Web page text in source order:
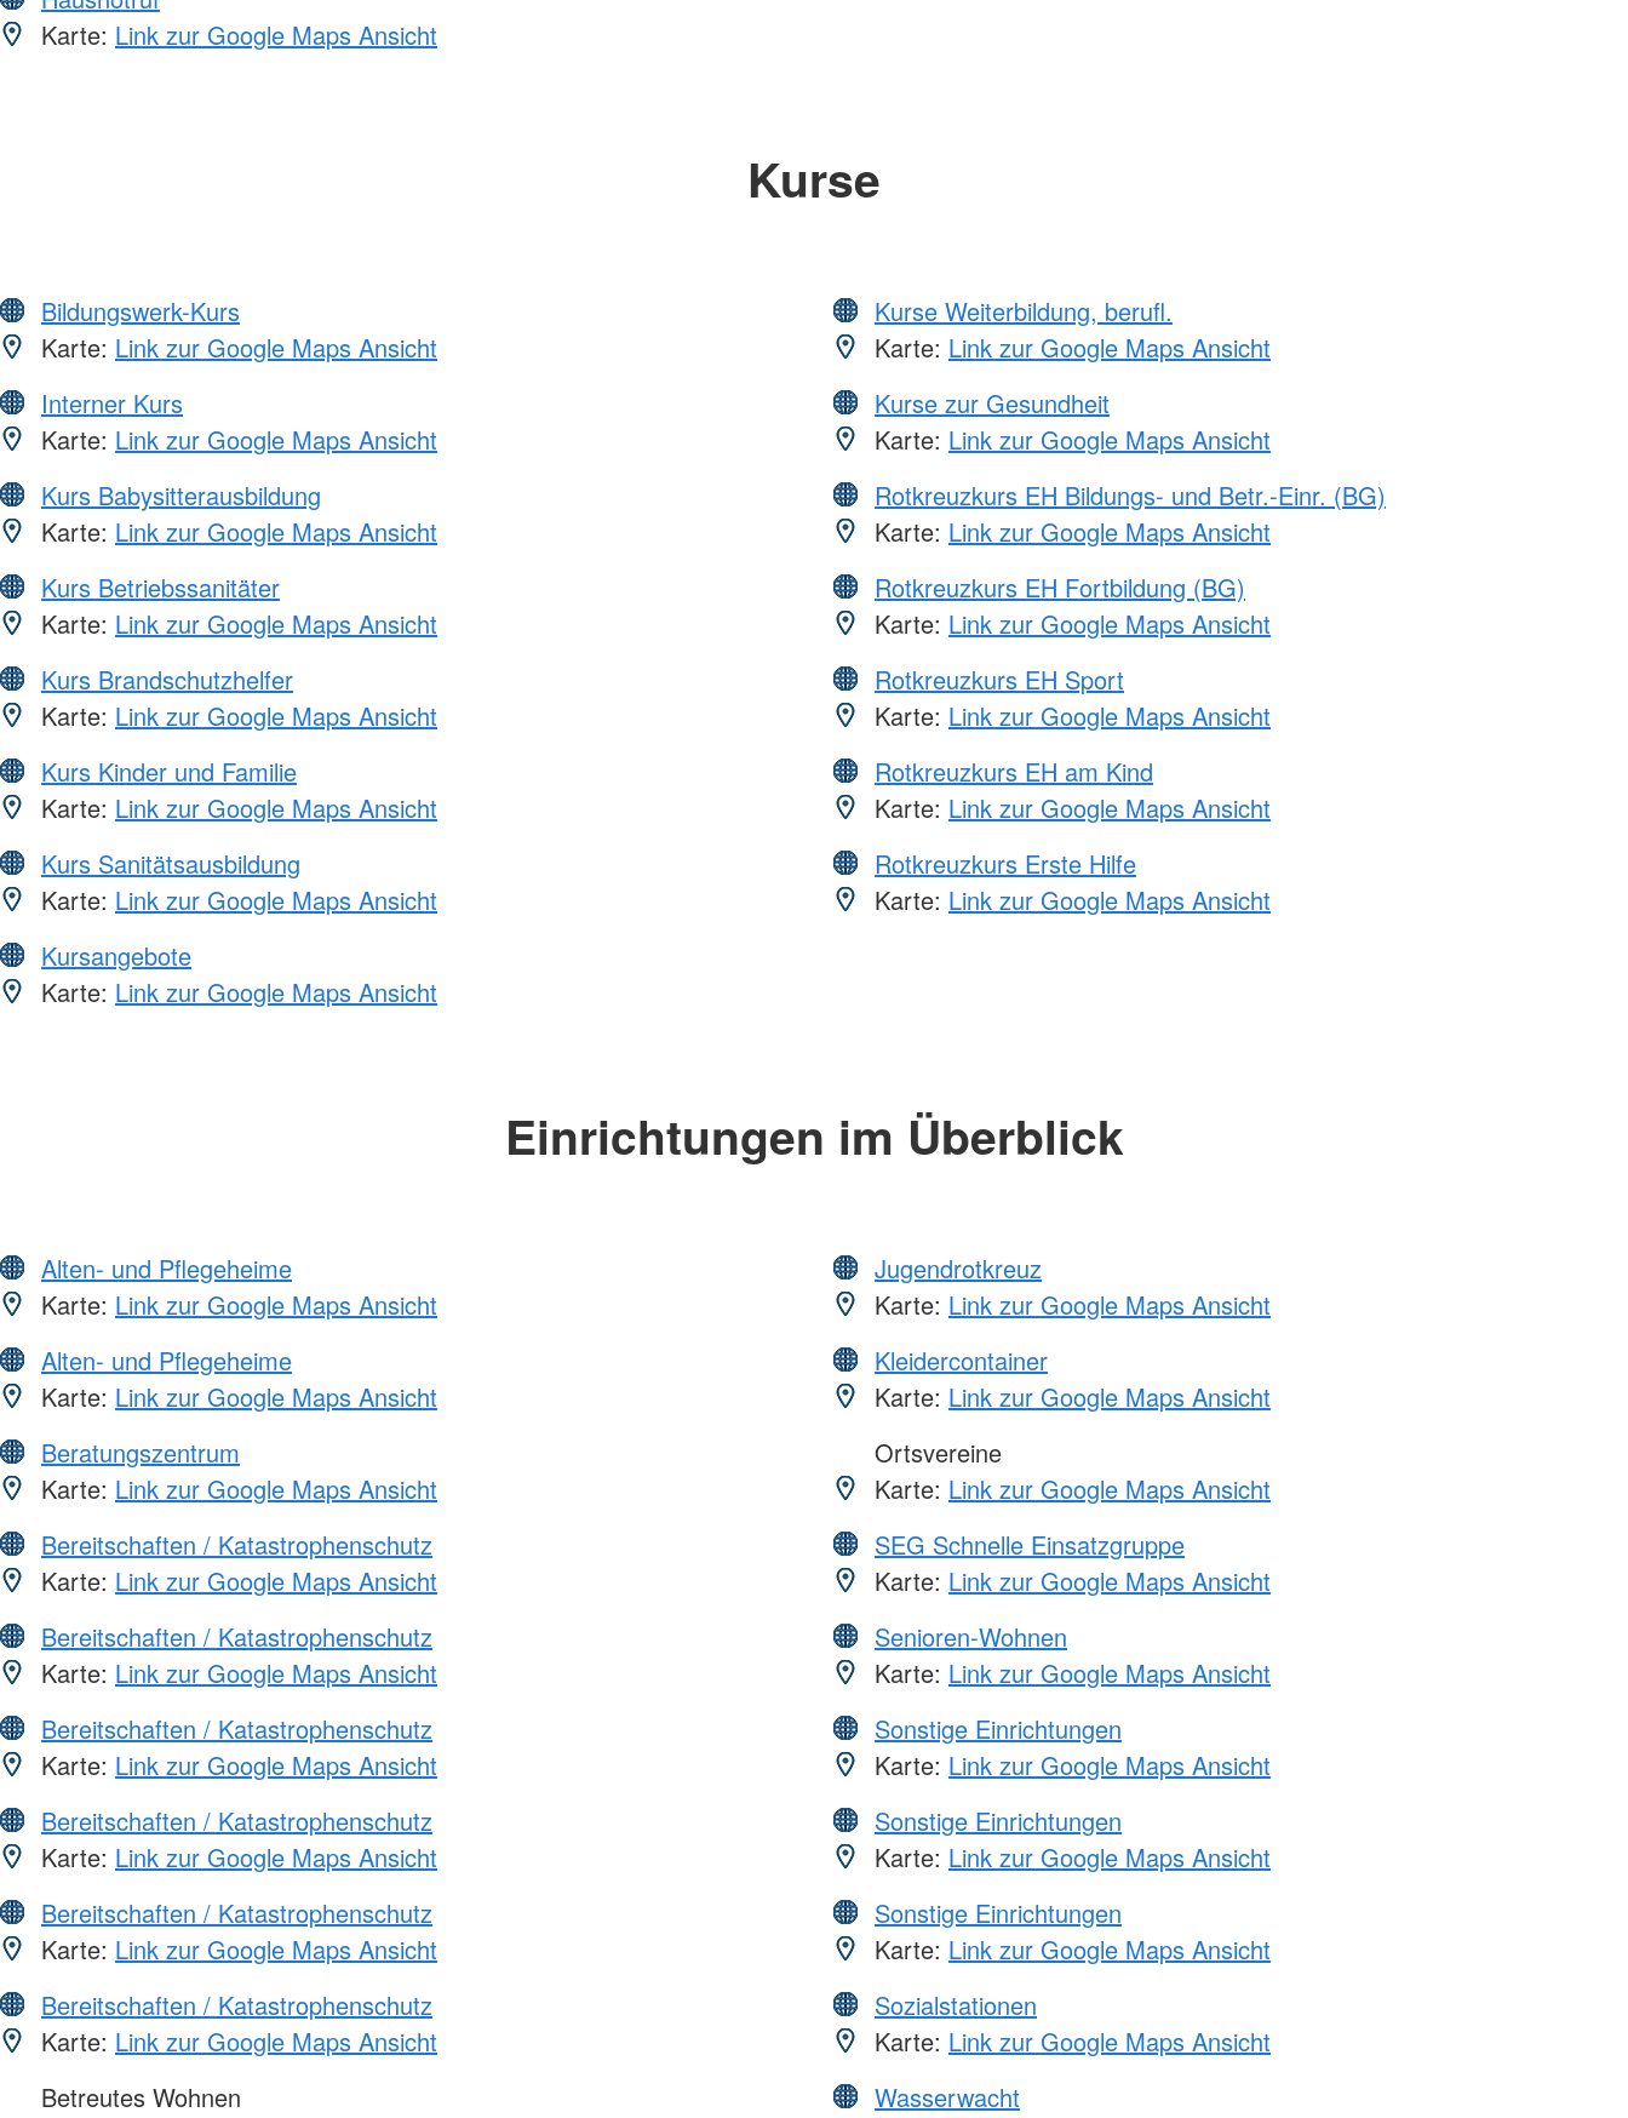
Karte: Link zur Google Maps Ansicht
Kurse
Bildungswerk-Kurs
Karte: Link zur Google Maps Ansicht
Interner Kurs
Karte: Link zur Google Maps Ansicht
Kurs Babysitterausbildung
Karte: Link zur Google Maps Ansicht
Kurs Betriebssanitäter
Karte: Link zur Google Maps Ansicht
Kurs Brandschutzhelfer
Karte: Link zur Google Maps Ansicht
Kurs Kinder und Familie
Karte: Link zur Google Maps Ansicht
Kurs Sanitätsausbildung
Karte: Link zur Google Maps Ansicht
Kursangebote
Karte: Link zur Google Maps Ansicht
Kurse Weiterbildung, berufl.
Karte: Link zur Google Maps Ansicht
Kurse zur Gesundheit
Karte: Link zur Google Maps Ansicht
Rotkreuzkurs EH Bildungs- und Betr.-Einr. (BG)
Karte: Link zur Google Maps Ansicht
Rotkreuzkurs EH Fortbildung (BG)
Karte: Link zur Google Maps Ansicht
Rotkreuzkurs EH Sport
Karte: Link zur Google Maps Ansicht
Rotkreuzkurs EH am Kind
Karte: Link zur Google Maps Ansicht
Rotkreuzkurs Erste Hilfe
Karte: Link zur Google Maps Ansicht
Einrichtungen im Überblick
Alten- und Pflegeheime
Karte: Link zur Google Maps Ansicht
Alten- und Pflegeheime
Karte: Link zur Google Maps Ansicht
Beratungszentrum
Karte: Link zur Google Maps Ansicht
Bereitschaften / Katastrophenschutz
Karte: Link zur Google Maps Ansicht
Bereitschaften / Katastrophenschutz
Karte: Link zur Google Maps Ansicht
Bereitschaften / Katastrophenschutz
Karte: Link zur Google Maps Ansicht
Bereitschaften / Katastrophenschutz
Karte: Link zur Google Maps Ansicht
Bereitschaften / Katastrophenschutz
Karte: Link zur Google Maps Ansicht
Bereitschaften / Katastrophenschutz
Karte: Link zur Google Maps Ansicht
Betreutes Wohnen
Jugendrotkreuz
Karte: Link zur Google Maps Ansicht
Kleidercontainer
Karte: Link zur Google Maps Ansicht
Ortsvereine
Karte: Link zur Google Maps Ansicht
SEG Schnelle Einsatzgruppe
Karte: Link zur Google Maps Ansicht
Senioren-Wohnen
Karte: Link zur Google Maps Ansicht
Sonstige Einrichtungen
Karte: Link zur Google Maps Ansicht
Sonstige Einrichtungen
Karte: Link zur Google Maps Ansicht
Sonstige Einrichtungen
Karte: Link zur Google Maps Ansicht
Sozialstationen
Karte: Link zur Google Maps Ansicht
Wasserwacht